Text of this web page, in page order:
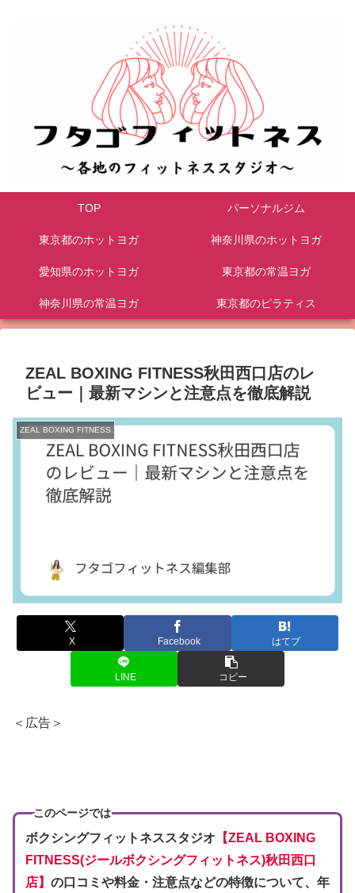
TOP パーソナルジム
東京都のホットヨガ 神奈川県のホットヨガ
愛知県のホットヨガ 東京都の常温ヨガ
神奈川県の常温ヨガ 東京都のピラティス
ZEAL BOXING FITNESS秋田西口店のレ
ビュー｜最新マシンと注意点を徹底解説
ZEAL BOXING FITNESS
X Facebook はてブ
LINE コピー
＜広告＞
このページでは
ボクシングフィットネススタジオ 【ZEAL BOXING
FITNESS(ジールボクシングフィットネス)秋田西口
店】 の口コミや料金・注意点などの特徴について、年